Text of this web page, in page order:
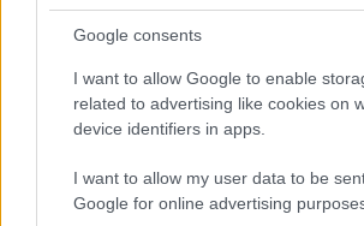
Google consents
I want to allow Google to enable
related to advertising like cookies on
device identifiers in apps.
I want to allow my user data to be
Google for online advertising
odrasla na selu. Otac joj je branio
boksom, pa je prodavala stari metal
kako bi skupila novac za treninge.
Debitovala je na amaterskoj sceni
mjesto. Zauzela je 19. mjesto na
prvenstvu u boksu za žene 2019.